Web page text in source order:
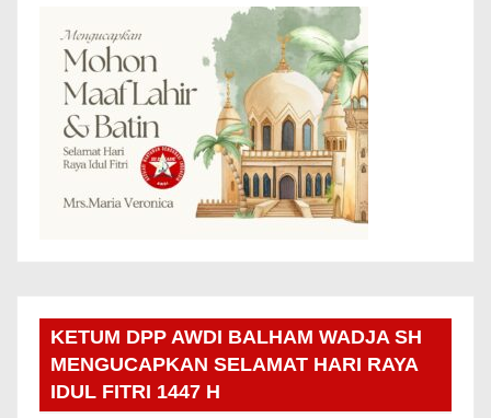
KETUM DPP AWDI BALHAM WADJA SH
MENGUCAPKAN SELAMAT HARI RAYA
IDUL FITRI 1447 H